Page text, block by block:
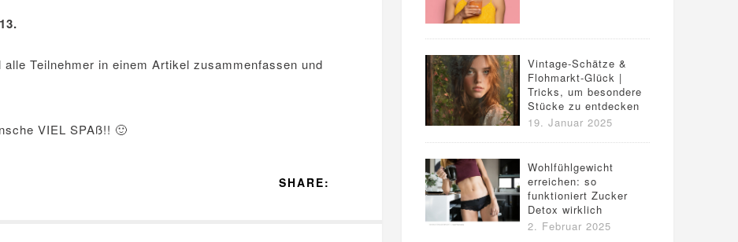
Teilnehmer in einem Artikel zusammenfassen und
VIEL SPAß!! 🙂
SHARE:
Vintage-Schätze &
Flohmarkt-Glück |
Tricks, um besondere
Stücke zu entdecken
19. Januar 2025
Wohlfühlgewicht
erreichen: so
funktioniert Zucker
Detox wirklich
2. Februar 2025